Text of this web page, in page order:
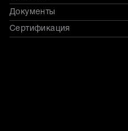
Документы
Сертификация